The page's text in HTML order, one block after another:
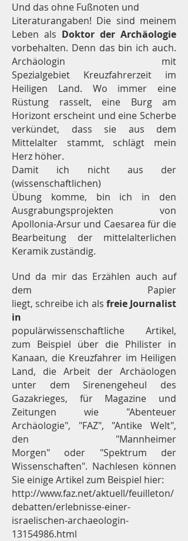
Und das ohne Fußnoten und
Literaturangaben! Die sind meinem
Leben als Doktor der Archäologie
vorbehalten. Denn das bin ich auch.
Archäologin mit
Spezialgebiet Kreuzfahrerzeit im
Heiligen Land. Wo immer eine
Rüstung rasselt, eine Burg am
Horizont erscheint und eine Scherbe
verkündet, dass sie aus dem
Mittelalter stammt, schlägt mein
Herz höher.
Damit ich nicht aus der
(wissenschaftlichen)
Übung komme, bin ich in den
Ausgrabungsprojekten von
Apollonia-Arsur und Caesarea für die
Bearbeitung der mittelalterlichen
Keramik zuständig.
Und da mir das Erzählen auch auf
dem Papier
liegt, schreibe ich als freie Journalist
in
populärwissenschaftliche Artikel,
zum Beispiel über die Philister in
Kanaan, die Kreuzfahrer im Heiligen
Land, die Arbeit der Archäologen
unter dem Sirenengeheul des
Gazakrieges, für Magazine und
Zeitungen wie "Abenteuer
Archäologie", "FAZ", "Antike Welt",
den "Mannheimer
Morgen" oder "Spektrum der
Wissenschaften". Nachlesen können
Sie einige Artikel zum Beispiel hier:
http://www.faz.net/aktuell/feuilleton/
debatten/erlebnisse-einer-
israelischen-archaeologin-
13154986.html